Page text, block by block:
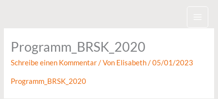
Programm_BRSK_2020
Schreibe einen Kommentar / Von Elisabeth/05/01/2023
Programm_BRSK_2020